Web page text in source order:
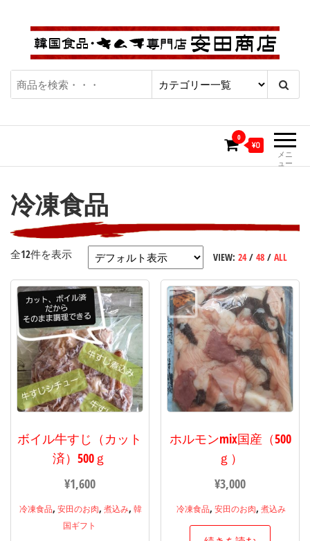
キ
キムチ通販・韓国食品通販専門
ショップ「安田商店」
| キムチ・カクテギ・チャ
り続けて50年、本場の味を
お届け致します。
メニ
ュー
0
¥0
冷凍食品
VIEW: 24 / 48 / ALL
全12件を表示
ボイル牛すじ（カット
済）500ｇ
¥1,600
冷凍食品, 安田のお肉, 煮込み, 韓
国ギフト
ホルモンmix国産（500
ｇ）
¥3,000
冷凍食品, 安田のお肉, 煮込み